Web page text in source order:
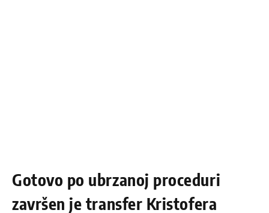
Gotovo po ubrzanoj proceduri
završen je transfer Kristofera